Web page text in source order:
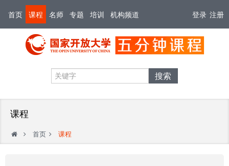
登录 注册
首页 课程 名师 专题 培训 机构频道
搜索
课程
首页 课程